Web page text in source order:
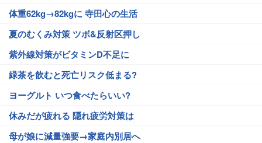
体重62kg→82kgに 寺田心の生活
夏のむくみ対策 ツボ&反射区押し
紫外線対策がビタミンD不足に
緑茶を飲むと死亡リスク低まる?
ヨーグルト いつ食べたらいい?
休みだが疲れる 隠れ疲労対策は
母が娘に減量強要→家庭内別居へ